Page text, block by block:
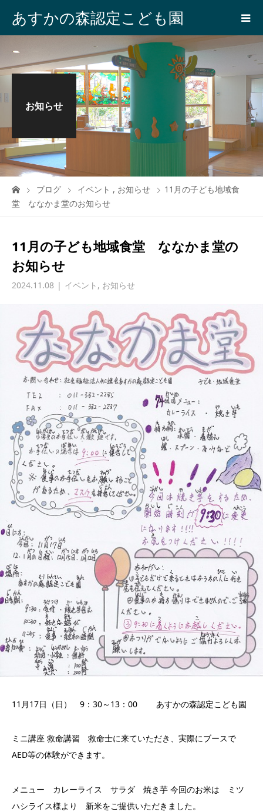
あすかの森認定こども園
お知らせ
ブログ イベント , お知らせ
11月の子ども地域食
堂 ななかま堂のお知らせ
11月の子ども地域食堂 ななかま堂の
お知らせ
2024.11.08 イベント , お知らせ
11月17日（日） 9：30～13：00 あすかの森認定こども園
ミニ講座 救命講習 救命士に来ていただき、実際にブースで
AED等の体験ができます。
メニュー カレーライス サラダ 焼き芋 今回のお米は ミツ
ハシライス様より 新米をご提供いただきました。